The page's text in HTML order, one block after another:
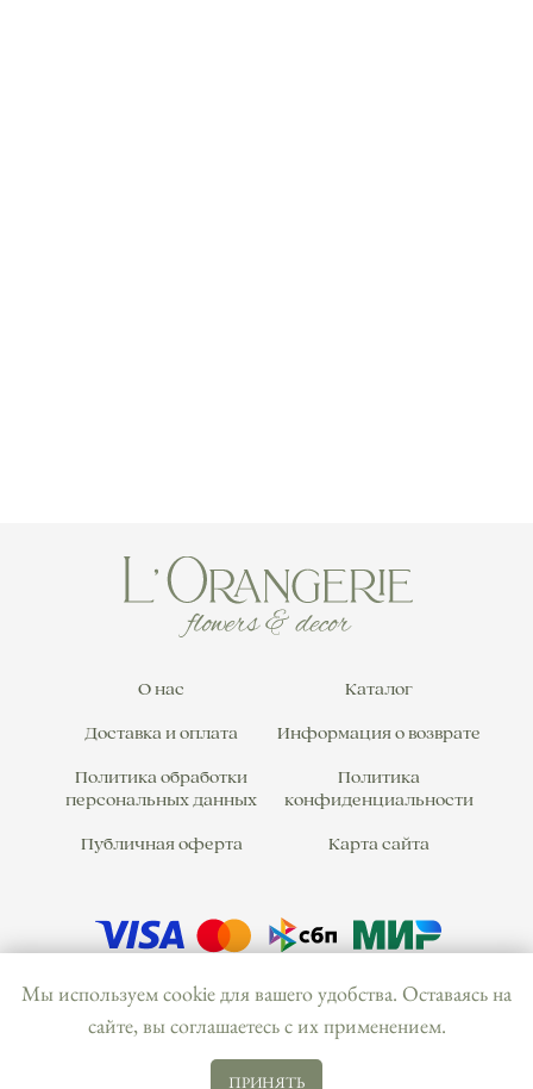
Мы используем cookie для вашего удобства. Оставаясь на
сайте, вы соглашаетесь с их применением.
ПРИНЯТЬ
ООО «Дом цветов Лоранжери»
Публичная оферта Карта сайта
Каталог
Информация о возврате
Политика
конфиденциальности
О нас
Доставка и оплата
Политика обработки
персональных данных